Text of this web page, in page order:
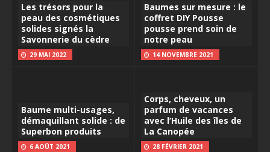
Les trésors pour la
peau des cosmétiques
solides signés la
Savonnerie du cèdre
29 MAI 2022
Baumes sur mesure : le
coffret DIY Pousse
pousse prend soin de
notre peau
14 NOVEMBRE 2021
Baume multi-usages,
démaquillant solide : de
Superbon produits
6 AOÛT 2021
Corps, cheveux, un
parfum de vacances
avec l’Huile des îles de
La Canopée
28 FÉVRIER 2021